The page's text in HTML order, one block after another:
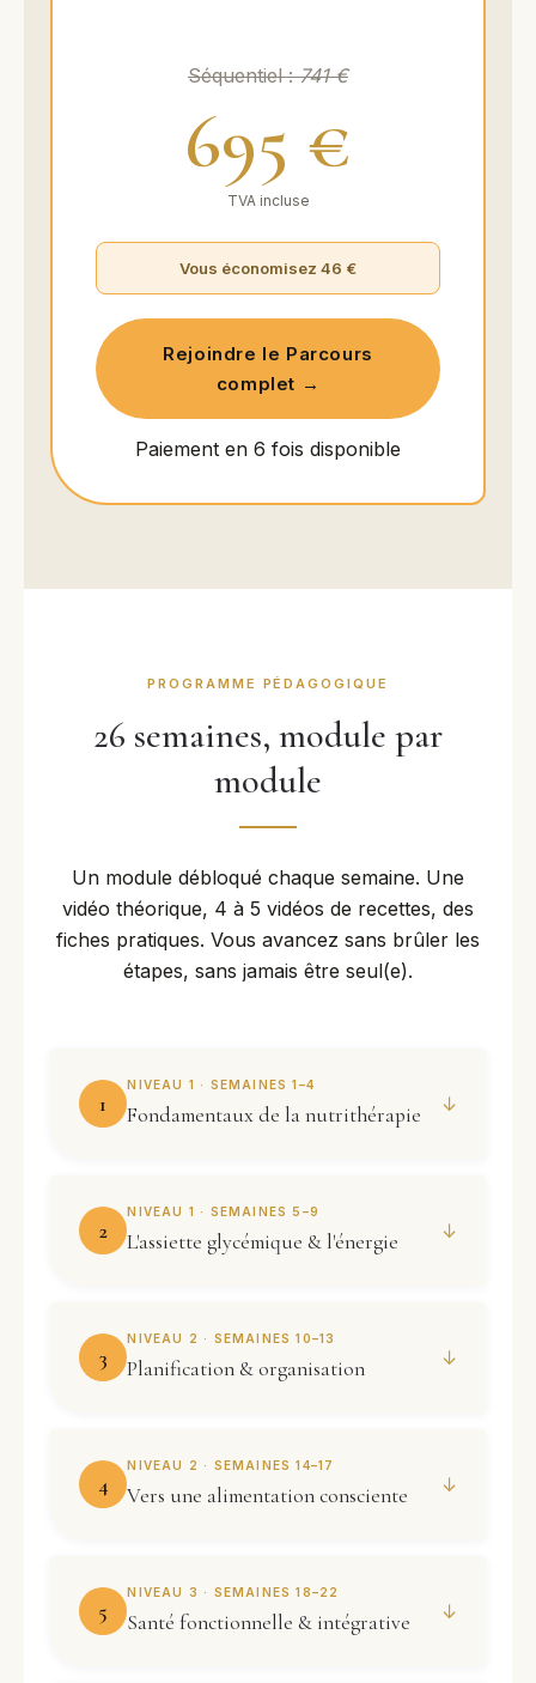
Séquentiel :741 €
695 €
TVA incluse
Vous économisez 46 €
Rejoindre le Parcours
complet →
Paiement en 6 fois disponible
PROGRAMME PÉDAGOGIQUE
26 semaines, module par
module
Un module débloqué chaque semaine. Une
vidéo théorique, 4 à 5 vidéos de recettes, des
fiches pratiques. Vous avancez sans brûler les
étapes, sans jamais être seul(e).
1
NIVEAU 1 · SEMAINES 1–4
Fondamentaux de la nutrithérapie ↓
2
NIVEAU 1 · SEMAINES 5–9
L'assiette glycémique & l'énergie ↓
3
NIVEAU 2 · SEMAINES 10–13
Planification & organisation ↓
4
NIVEAU 2 · SEMAINES 14–17
Vers une alimentation consciente ↓
5
NIVEAU 3 · SEMAINES 18–22
Santé fonctionnelle & intégrative ↓